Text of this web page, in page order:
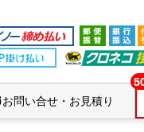
お問い合せ・お見積り